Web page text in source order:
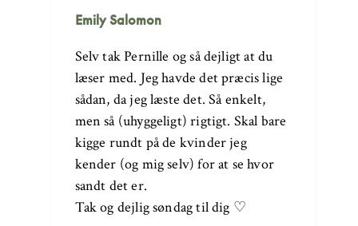
Emily Salomon
Selv tak Pernille og så dejligt at du
læser med. Jeg havde det præcis lige
sådan, da jeg læste det. Så enkelt,
men så (uhyggeligt) rigtigt. Skal bare
kigge rundt på de kvinder jeg
kender (og mig selv) for at se hvor
sandt det er.
Tak og dejlig søndag til dig ♡